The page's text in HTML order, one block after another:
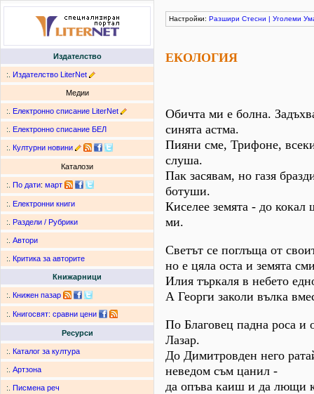
Издателство
:. Издателство LiterNet
Медии
:. Електронно списание LiterNet
:. Електронно списание БЕЛ
:. Културни новини
Каталози
:. По дати: март
:. Електронни книги
:. Раздели / Рубрики
:. Автори
:. Критика за авторите
Книжарници
:. Книжен пазар
:. Книгосвят: сравни цени
Ресурси
:. Каталог за култура
:. Артзона
:. Писмена реч
Настройки: Разшири Стесни | Уголеми
ЕКОЛОГИЯ
Обичта ми е болна.
синята астма.
Пияни сме, Трифоне,
слуша.
Пак засявам, но газя
ботуши.
Киселее земята - до кокал
ми.
Светът се поглъща от
но е цяла оста и земята
Илия търкаля в небето
А Георги заколи вълка
По Благовец падна роса и
Лазар.
До Димитровден него
неведом съм цанил -
да опъва каиш и да лющи